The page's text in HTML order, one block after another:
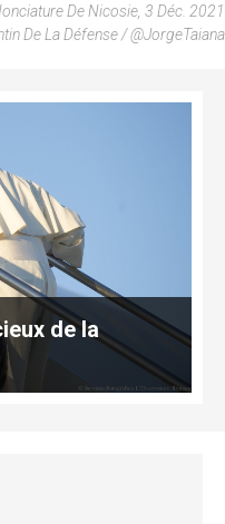
De Nicosie, 3 Déc. 2021
De La Défense / @JorgeTaiana
de la